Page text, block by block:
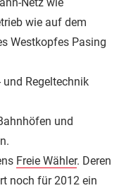
wie auf dem
Westkopfes Pasing
und Regeltechnik
und
Freie Wähler. Deren
noch für 2012 ein